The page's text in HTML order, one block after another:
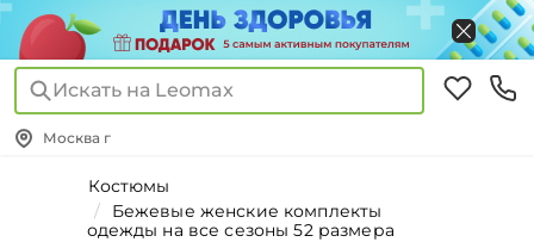
Искать на Leomax
Москва г
Костюмы
Бежевые женские комплекты
одежды на все сезоны 52 размера